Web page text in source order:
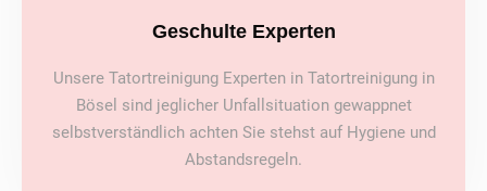
Geschulte Experten
Unsere Tatortreinigung Experten in Tatortreinigung in
Bösel sind jeglicher Unfallsituation gewappnet
selbstverständlich achten Sie stehst auf Hygiene und
Abstandsregeln.